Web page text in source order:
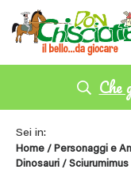
Che
Sei in:
Home / Personaggi e
Dinosauri / Sciurumimus